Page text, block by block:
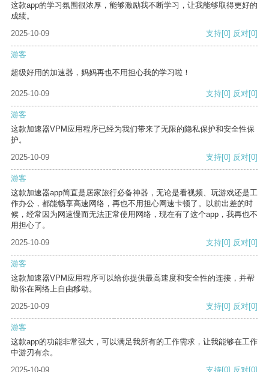
这款app的学习氛围很浓厚，能够激励我不断学习，让我能够取得更好的
成绩。
2025-10-09
支持[0] 反对[0]
游客
超级好用的加速器，妈妈再也不用担心我的学习啦！
2025-10-09 支持[0] 反对[0]
游客
这款加速器VPM应用程序已经为我们带来了无限的隐私保护和安全性保
护。
2025-10-09
支持[0] 反对[0]
游客
这款加速器app简直是居家旅行必备神器，无论是看视频、玩游戏还是工
作办公，都能畅享高速网络，再也不用担心网速卡顿了。以前出差的时
候，经常因为网速慢而无法正常使用网络，现在有了这个app，我再也不
用担心了。
2025-10-09
支持[0] 反对[0]
游客
这款加速器VPM应用程序可以给你提供最高速度和安全性的连接，并帮
助你在网络上自由移动。
2025-10-09
支持[0] 反对[0]
游客
这款app的功能非常强大，可以满足我所有的工作需求，让我能够在工作
中游刃有余。
2025-10-09
支持[0] 反对[0]